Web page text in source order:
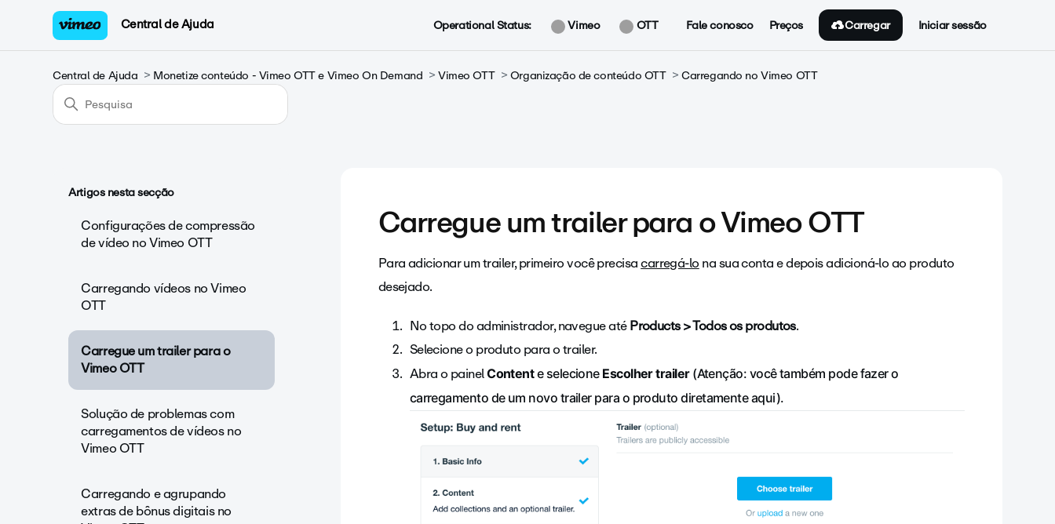
Central de Ajuda Operational Status: Vimeo OTT Fale conosco Preços Carregar Iniciar sessão
Central de Ajuda Monetize conteúdo - Vimeo OTT e Vimeo On Demand Vimeo OTT Organização de conteúdo OTT Carregando no Vimeo OTT
Artigos nesta secção
Configurações de compressão
de vídeo no Vimeo OTT
Carregando vídeos no Vimeo
OTT
Carregue um trailer para o
Vimeo OTT
Solução de problemas com
carregamentos de vídeos no
Vimeo OTT
Carregando e agrupando
extras de bônus digitais no
Carregue um trailer para o Vimeo OTT
Para adicionar um trailer, primeiro você precisacarregá-lona sua conta e depois adicioná-lo ao produto
desejado.
No topo do administrador, navegue atéProducts > Todos os produtos.
Selecione o produto para o trailer.
Abra o painelContente selecione Escolher trailer(Atenção: você também pode fazer o
carregamento de um novo trailer para o produto diretamente aqui).